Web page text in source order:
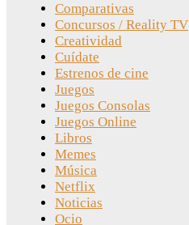
Comparativas
Concursos / Reality TV
Creatividad
Cuídate
Estrenos de cine
Juegos
Juegos Consolas
Juegos Online
Libros
Memes
Música
Netflix
Noticias
Ocio